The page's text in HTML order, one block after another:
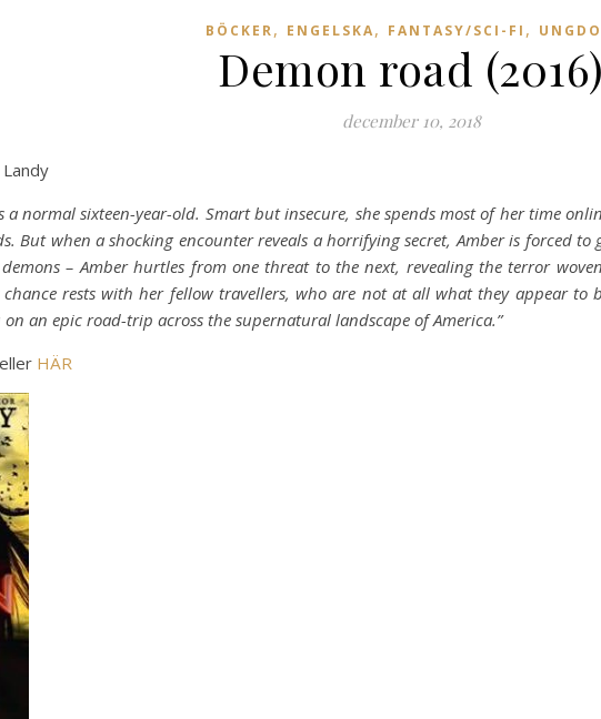
BÖCKER, ENGELSKA, FANTASY/SCI-FI ,
Demon road (2016)
december 10, 2018
a normal sixteen-year-old. Smart but insecure, she spends most of her time
But when a shocking encounter reveals a horrifying secret, Amber is forced
– Amber hurtles from one threat to the next, revealing the terror
chance rests with her fellow travellers, who are not at all what they appear
an epic road-trip across the supernatural landscape of America.”
eller HÄR